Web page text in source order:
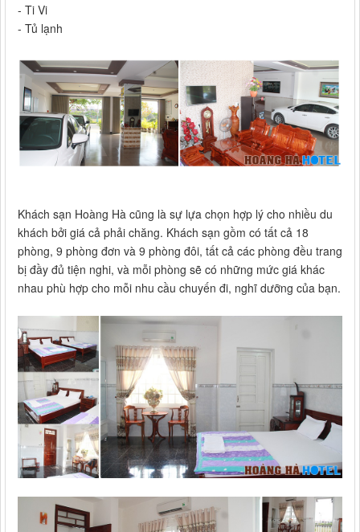
- Ti Vi
- Tủ lạnh
Khách sạn Hoàng Hà cũng là sự lựa chọn hợp lý cho nhiều du
khách bởi giá cả phải chăng. Khách sạn gồm có tất cả 18
phòng, 9 phòng đơn và 9 phòng đôi, tất cả các phòng đều trang
bị đầy đủ tiện nghi, và mỗi phòng sẽ có những mức giá khác
nhau phù hợp cho mỗi nhu cầu chuyến đi, nghĩ dưỡng của bạn.